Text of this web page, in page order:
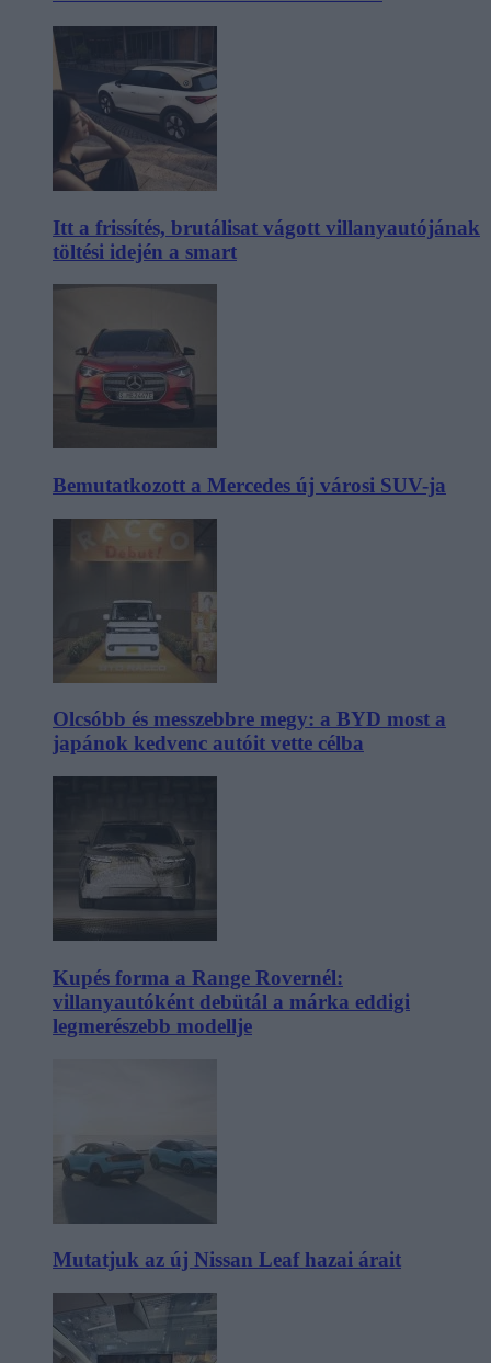
Itt a frissítés, brutálisat vágott villanyautójának
töltési idején a smart
Bemutatkozott a Mercedes új városi SUV-ja
Olcsóbb és messzebbre megy: a BYD most a
japánok kedvenc autóit vette célba
Kupés forma a Range Rovernél:
villanyautóként debütál a márka eddigi
legmerészebb modellje
Mutatjuk az új Nissan Leaf hazai árait